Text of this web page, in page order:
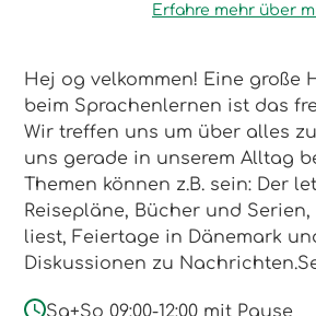
Erfahre mehr über
Hej og velkommen! Eine große
beim Sprachenlernen ist das
Wir treffen uns um über alles
uns gerade in unserem Alltag
Themen können z.B. sein: Der
Reisepläne, Bücher und
liest, Feiertage in Dänemark
Diskussionen zu
Sa+So 09:00-12:00 mit Pause